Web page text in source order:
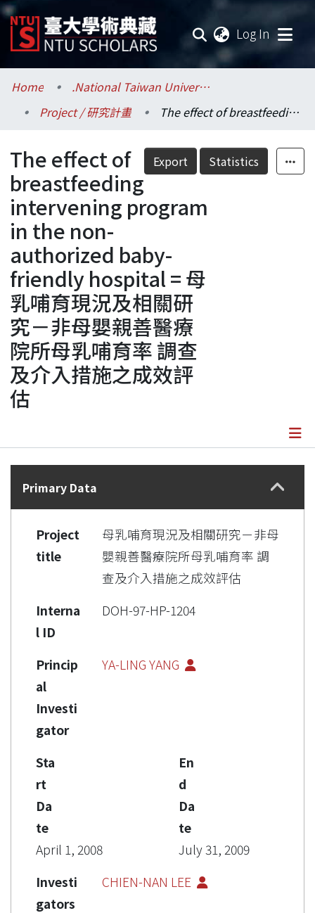
Log In
Communities & Collections
Research Outputs
Fundings & Projects
Researchers
Organizations
Statistics
Home
.National Taiwan University / 國立臺灣大學
Project / 研究計畫
The effect of breastfeeding intervening program in the non-authorized baby-friendly hospital = 母乳哺育現況及相關研究－非母嬰親善醫療院所母乳哺育率 調查及介入措施之成效評估
Export Statistics
The effect of
breastfeeding
intervening program
in the non-
authorized baby-
friendly hospital = 母
乳哺育現況及相關研
究－非母嬰親善醫療
院所母乳哺育率 調查
及介入措施之成效評
估
Details
Primary Data
Project
title
母乳哺育現況及相關研究－非母
嬰親善醫療院所母乳哺育率 調
查及介入措施之成效評估
Interna
l ID
DOH-97-HP-1204
Princip
al
Investi
gator
YA-LING YANG
Sta
rt
Da
te
April 1, 2008
En
d
Da
te
July 31, 2009
Investi
gators
CHIEN-NAN LEE